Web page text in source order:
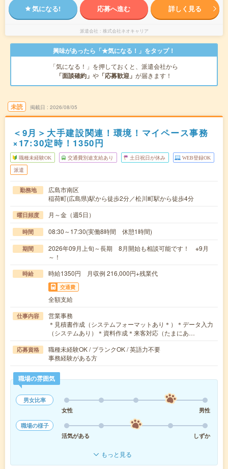
気になる! 応募へ進む 詳しく見る
派遣会社 株式会社ネオキャリア
興味があったら「★気になる！」をタップ！
「気になる！」を押しておくと、派遣会社から
「面談確約」 や 「応募歓迎」 が届きます！
未読 掲載日 2026/08/05
＜9月＞大手建設関連！環境！マイペース事務
×17:30定時！1350円
職種未経験OK 交通費別途支給あり 土日祝日が休み WEB登録OK
派遣
勤務地
広島市南区
稲荷町(広島県)駅から徒歩2分／松川町駅から徒歩4分
曜日頻度 月～金（週5日）
時間 08:30～17:30(実働8時間 休憩1時間)
期間
2026年09月上旬～長期 8月開始も相談可能です！ ※9月
～！
時給 時給1350円 月収例 216,000円+残業代
交通費
全額支給
仕事内容
営業事務
＊見積書作成（システムフォーマットあり＊）＊データ入力
（システムあり）＊資料作成＊来客対応（たまにあ…
応募資格
職種未経験OK / ブランクOK / 英語力不要
事務経験がある方
職場の雰囲気
男女比率
女性
男性
職場の様子
活気がある
しずか
もっと見る